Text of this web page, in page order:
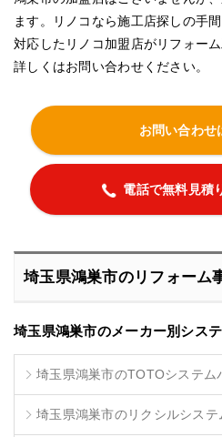
ます。リノコなら施工店探しの手
対応したリノコ加盟店がリフォーム
詳しくはお問い合わせください。
お問い合わせ
電話で無料見積
埼玉県鴻巣市のリフォーム
埼玉県鴻巣市のメーカー別シス
埼玉県鴻巣市のTOTOシステム
埼玉県鴻巣市のリクシルシステ